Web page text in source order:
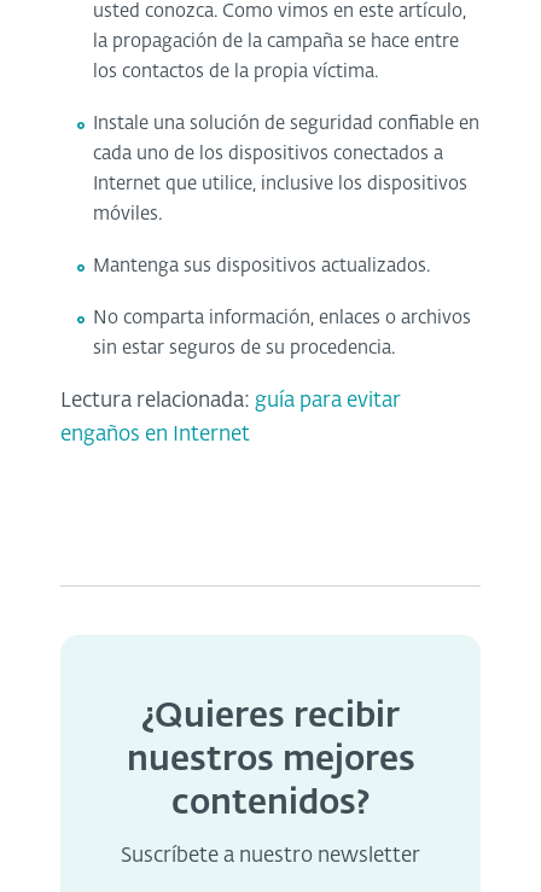
usted conozca. Como vimos en este artículo,
la propagación de la campaña se hace entre
los contactos de la propia víctima.
Instale una solución de seguridad confiable en
cada uno de los dispositivos conectados a
Internet que utilice, inclusive los dispositivos
móviles.
Mantenga sus dispositivos actualizados.
No comparta información, enlaces o archivos
sin estar seguros de su procedencia.
Lectura relacionada: guía para evitar
engaños en Internet
¿Quieres recibir
nuestros mejores
contenidos?
Suscríbete a nuestro newsletter